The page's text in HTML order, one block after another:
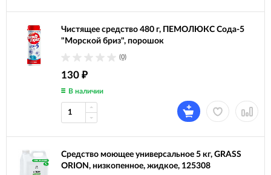
Чистящее средство 480 г, ПЕМОЛЮКС Сода-5
"Морской бриз", порошок
(0)
130 ₽
В наличии
Средство моющее универсальное 5 кг, GRASS
ORION, низкопенное, жидкое, 125308